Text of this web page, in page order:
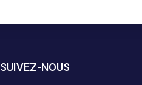
SUIVEZ-NOUS